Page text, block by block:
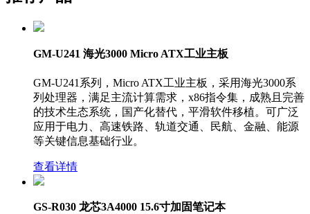
GM-U241 海光3000 Micro ATX工业主板
GM-U241系列，Micro ATX工业主板，采用海光3000系
列处理器，满足主流计算需求，x86指令集，成熟且完善
的技术生态系统，国产化替代，平滑软件移植。可广泛
应用于电力、高速铁路、轨道交通、民航、金融、能源
等关键信息基础行业。
查看详情
GS-R030 龙芯3A4000 15.6寸加固笔记本